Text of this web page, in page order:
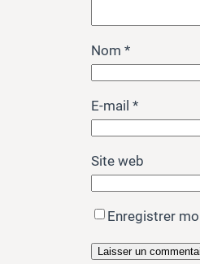
Nom *
E-mail *
Site web
Enregistrer